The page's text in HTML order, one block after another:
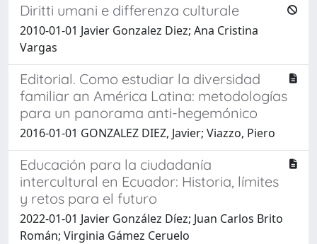
Diritti umani e differenza culturale
2010-01-01 Javier Gonzalez Diez; Ana Cristina
Vargas
Editorial. Como estudiar la diversidad
familiar an América Latina: metodologías
para un panorama anti-hegemónico
2016-01-01 GONZALEZ DIEZ, Javier; Viazzo, Piero
Educación para la ciudadanía
intercultural en Ecuador: Historia, límites
y retos para el futuro
2022-01-01 Javier González Díez; Juan Carlos Brito
Román; Virginia Gámez Ceruelo